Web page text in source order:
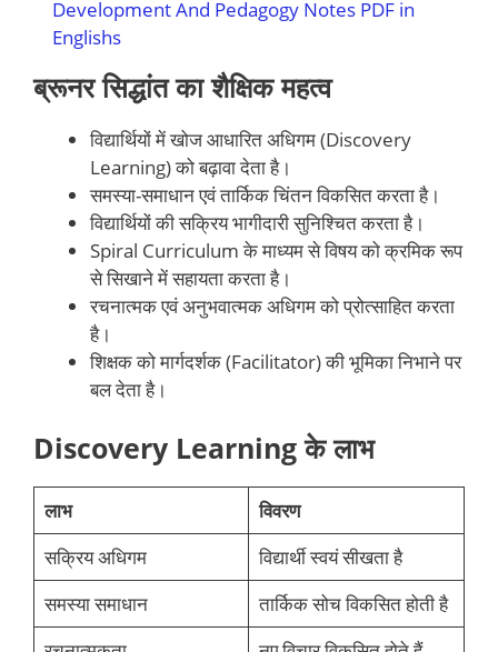
Development And Pedagogy Notes PDF in
Englishs
ब्रूनर सिद्धांत का शैक्षिक महत्व
विद्यार्थियों में खोज आधारित अधिगम (Discovery
Learning) को बढ़ावा देता है।
समस्या-समाधान एवं तार्किक चिंतन विकसित करता है।
विद्यार्थियों की सक्रिय भागीदारी सुनिश्चित करता है।
Spiral Curriculum के माध्यम से विषय को क्रमिक रूप
से सिखाने में सहायता करता है।
रचनात्मक एवं अनुभवात्मक अधिगम को प्रोत्साहित करता
है।
शिक्षक को मार्गदर्शक (Facilitator) की भूमिका निभाने पर
बल देता है।
Discovery Learning के लाभ
लाभ
विवरण
सक्रिय अधिगम
विद्यार्थी स्वयं सीखता है
समस्या समाधान
तार्किक सोच विकसित होती है